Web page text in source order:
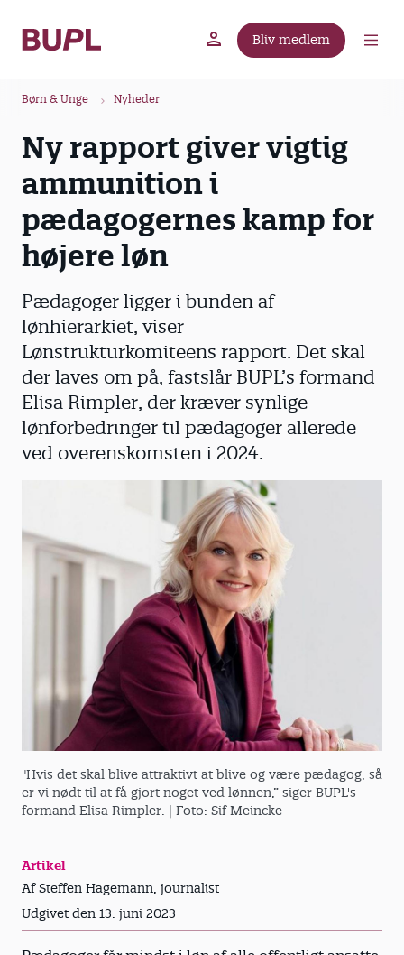
Bliv medlem
Børn & Unge Nyheder
Ny rapport giver vigtig
ammunition i
pædagogernes kamp for
højere løn
Pædagoger ligger i bunden af
lønhierarkiet, viser
Lønstrukturkomiteens rapport. Det skal
der laves om på, fastslår BUPL’s formand
Elisa Rimpler, der kræver synlige
lønforbedringer til pædagoger allerede
ved overenskomsten i 2024.
"Hvis det skal blive attraktivt at blive og være pædagog, så
er vi nødt til at få gjort noget ved lønnen,” siger BUPL's
formand Elisa Rimpler. | Foto: Sif Meincke
Artikel
Af Steffen Hagemann, journalist
Udgivet den 13. juni 2023